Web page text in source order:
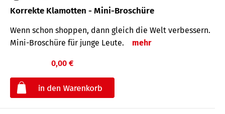
Korrekte Klamotten - Mini-Broschüre
Wenn schon shoppen, dann gleich die Welt verbessern.
Mini-Broschüre für junge Leute.
mehr
0,00 €